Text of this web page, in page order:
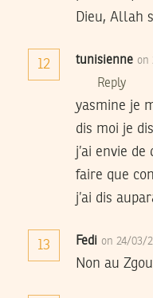
Dieu, Allah
12 tunisienne on
Reply
yasmine je
dis moi je
j’ai envie
faire que
j’ai dis
13 Fedi on 24/03/
Non au